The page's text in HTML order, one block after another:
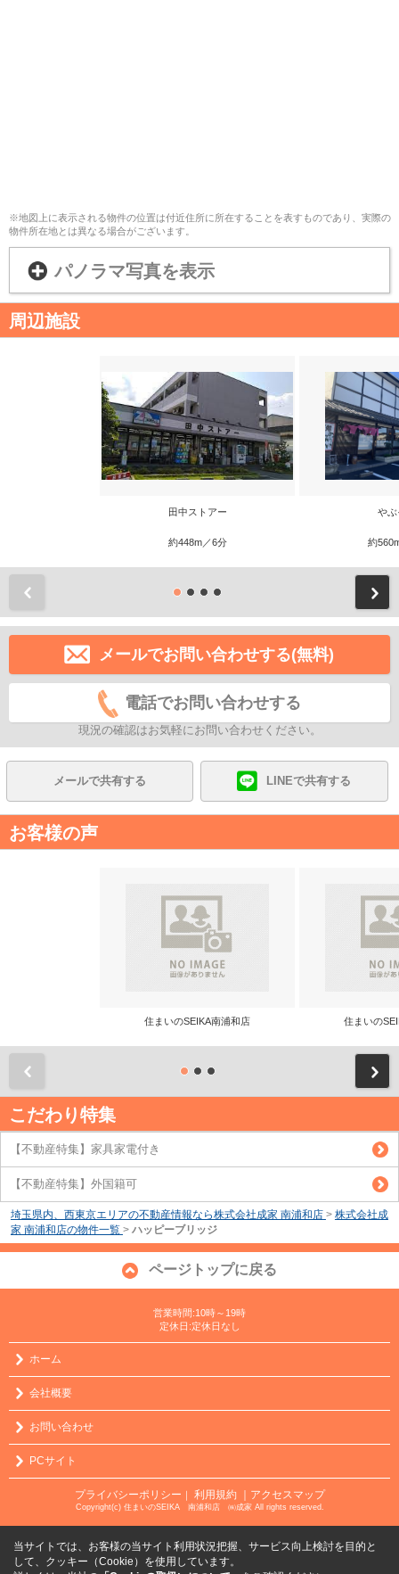
※地図上に表示される物件の位置は付近住所に所在することを表すものであり、実際の
物件所在地とは異なる場合がございます。
パノラマ写真を表示
周辺施設
田中ストアー
約448m／6分
やぶ
約
メールでお問い合わせする(無料)
電話でお問い合わせする
現況の確認はお気軽にお問い合わせください。
メールで共有する LINEで共有する
お客様の声
住まいのSEIKA南浦和店 住まいの
こだわり特集
【不動産特集】家具家電付き
【不動産特集】外国籍可
埼玉県内、西東京エリアの不動産情報なら株式会社成家 南浦和店 > 株式会社成
家 南浦和店の物件一覧 > ハッピーブリッジ
ページトップに戻る
営業時間:10時～19時
定休日:定休日なし
ホーム
会社概要
お問い合わせ
PCサイト
プライバシーポリシー 利用規約 ｜アクセスマップ
Copyright(c) 住まいのSEIKA 南浦和店 ㈱成家 All rights reserved.
当サイトでは、お客様の当サイト利用状況把握、サービス向上検討を目的と
して、クッキー（Cookie）を使用しています。